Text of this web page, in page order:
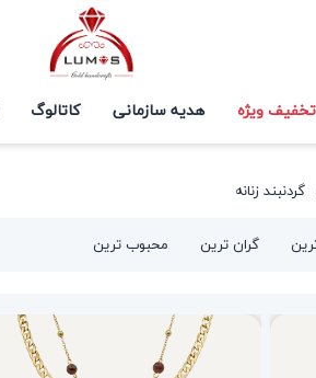
تخفیف ویژه هدیه سازمانی کاتالوگ
گردنبند زنانه
گران ترین محبوب ترین